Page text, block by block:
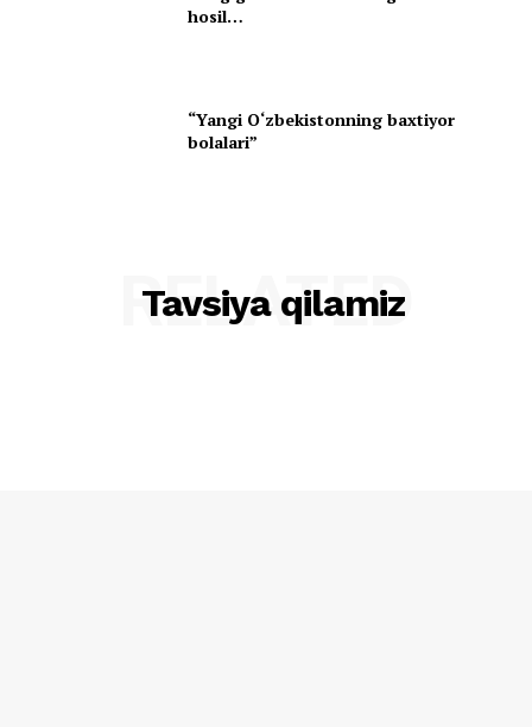
hosil…
“Yangi O‘zbekistonning baxtiyor
bolalari”
Tavsiya qilamiz
RELATED